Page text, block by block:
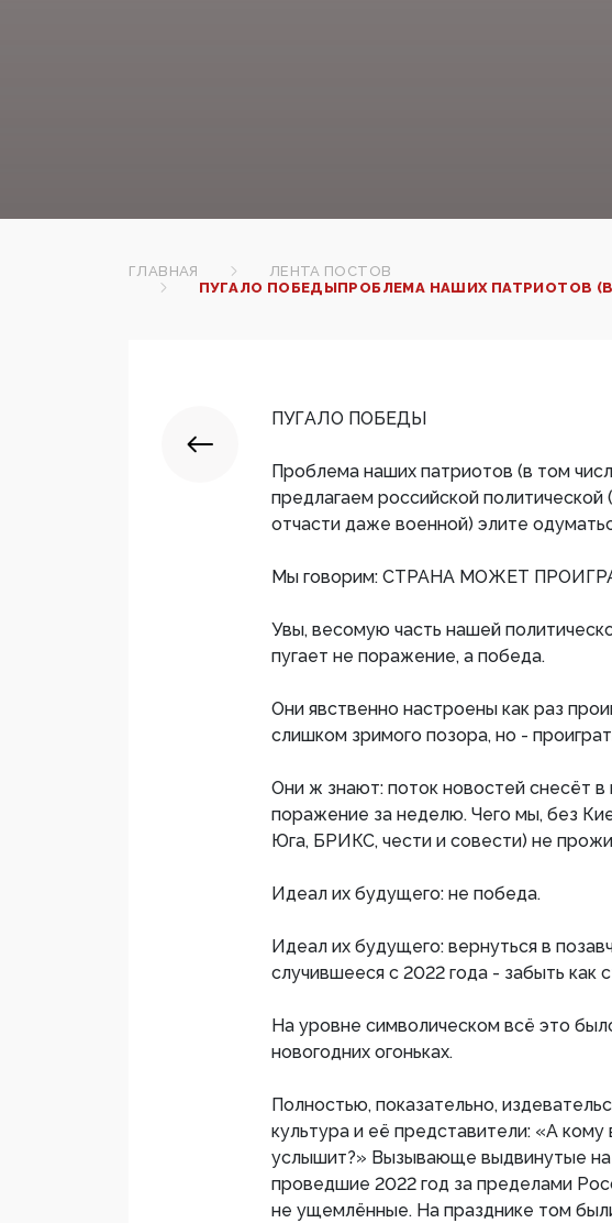
ГЛАВНАЯ
ЛЕНТА ПОСТОВ
ПУГАЛО ПОБЕДЫПРОБЛЕМА НАШИХ ПАТРИОТОВ
ПУГАЛО ПОБЕДЫ
Проблема наших патриотов (в том
предлагаем российской политической
отчасти даже военной) элите
Мы говорим: СТРАНА МОЖЕТ
Увы, весомую часть нашей
пугает не поражение, а победа.
Они явственно настроены как раз
слишком зримого позора, но -
Они ж знают: поток новостей снесёт
поражение за неделю. Чего мы, без
Юга, БРИКС, чести и совести) не
Идеал их будущего: не победа.
Идеал их будущего: вернуться в
случившееся с 2022 года - забыть как
На уровне символическом всё это
новогодних огоньках.
Полностью, показательно,
культура и её представители: «А
услышит?» Вызывающе выдвинутые
проведшие 2022 год за пределами
не ущемлённые. На празднике том